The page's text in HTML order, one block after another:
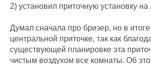
2) установил приточную установку
Думал сначала про бризер, но в
центральной приточке, так как
существующей планировке эта
чистым воздухом все комнаты. Об